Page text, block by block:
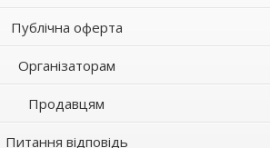
Публічна оферта
Організаторам
Продавцям
Питання відповідь